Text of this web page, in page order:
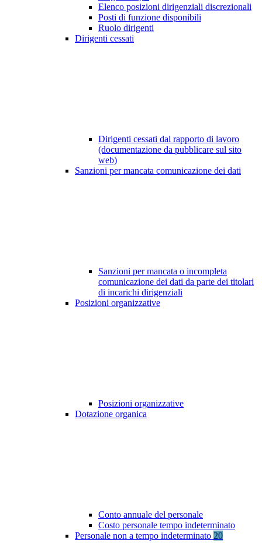
Elenco posizioni dirigenziali discrezionali
Posti di funzione disponibili
Ruolo dirigenti
Dirigenti cessati
Dirigenti cessati dal rapporto di lavoro
(documentazione da pubblicare sul sito
web)
Sanzioni per mancata comunicazione dei dati
Sanzioni per mancata o incompleta
comunicazione dei dati da parte dei titolari
di incarichi dirigenziali
Posizioni organizzative
Posizioni organizzative
Dotazione organica
Conto annuale del personale
Costo personale tempo indeterminato
Personale non a tempo indeterminato 20